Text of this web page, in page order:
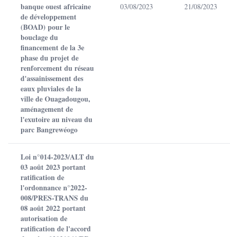
banque ouest africaine
de développement
(BOAD) pour le
bouclage du
financement de la 3e
phase du projet de
renforcement du réseau
d'assainissement des
eaux pluviales de la
ville de Ouagadougou,
aménagement de
l'exutoire au niveau du
parc Bangrewéogo
03/08/2023 21/08/2023
Loi n°014-2023/ALT du
03 août 2023 portant
ratification de
l'ordonnance n°2022-
008/PRES-TRANS du
08 août 2022 portant
autorisation de
ratification de l'accord